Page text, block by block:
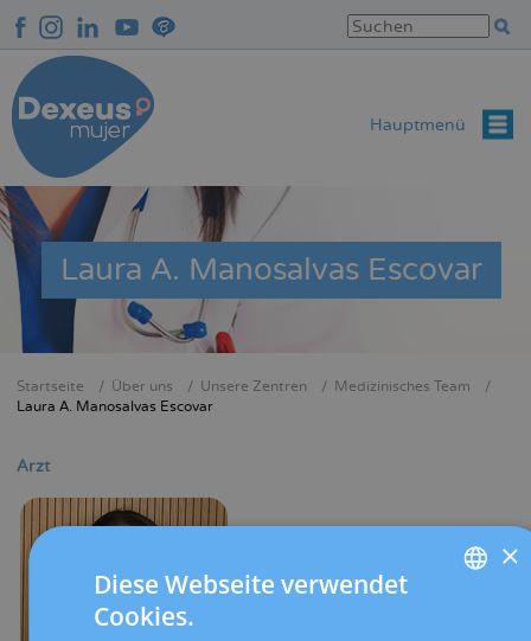
zum
Inhalt
Hauptmenü
Laura A. Manosalvas Escovar
Breadcrumb
Startseite Über uns Unsere Zentren
Medizinisches Team
Laura A. Manosalvas Escovar
Arzt
×
Diese Webseite verwendet
Cookies.